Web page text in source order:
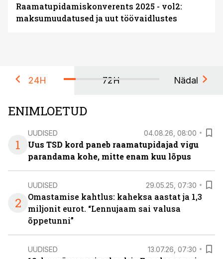
Raamatupidamiskonverents 2025 - vol2:
maksumuudatused ja uut töövaidlustes
24H 72H Nädal
ENIMLOETUD
1
UUDISED 04.08.26, 08:00
Uus TSD kord paneb raamatupidajad vigu
parandama kohe, mitte enam kuu lõpus
2
UUDISED 29.05.25, 07:30
Omastamise kahtlus: kaheksa aastat ja 1,3
miljonit eurot. “Lennujaam sai valusa
õppetunni”
UUDISED 13.07.26, 07:30